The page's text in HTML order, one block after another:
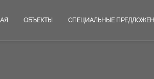
ОБЪЕКТЫ СПЕЦИАЛЬНЫЕ